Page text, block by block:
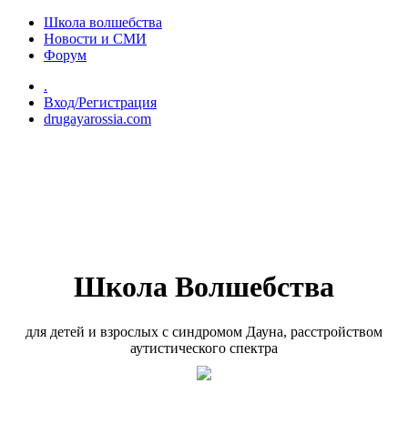
Перейти к основному содержанию
Школа волшебства
Новости и СМИ
Форум
.
Вход/Регистрация
drugayarossia.com
Школа Волшебства
для детей и взрослых с синдромом Дауна, расстройством
аутистического спектра